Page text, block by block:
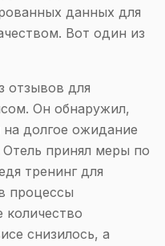
данных для
Вот один из
отзывов для
Он обнаружил,
долгое ожидание
принял меры по
тренинг для
процессы
количество
снизилось, а